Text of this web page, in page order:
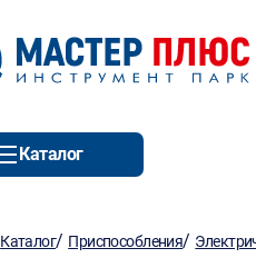
Каталог
Каталог/ Приспособления/